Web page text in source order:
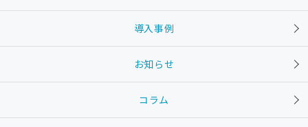
導入事例
お知らせ
コラム